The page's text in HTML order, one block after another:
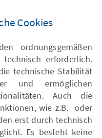
Cookies
ordnungsgemäßen
erforderlich.
technische Stabilität
und ermöglichen
Auch die
wie z.B. oder
erst durch technisch
Es besteht keine